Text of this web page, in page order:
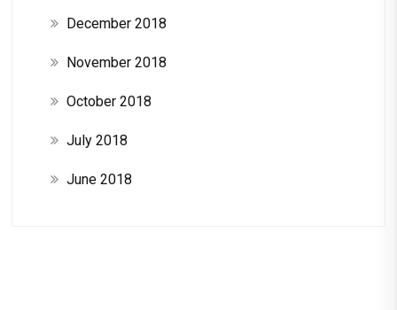
December 2018
November 2018
October 2018
July 2018
June 2018